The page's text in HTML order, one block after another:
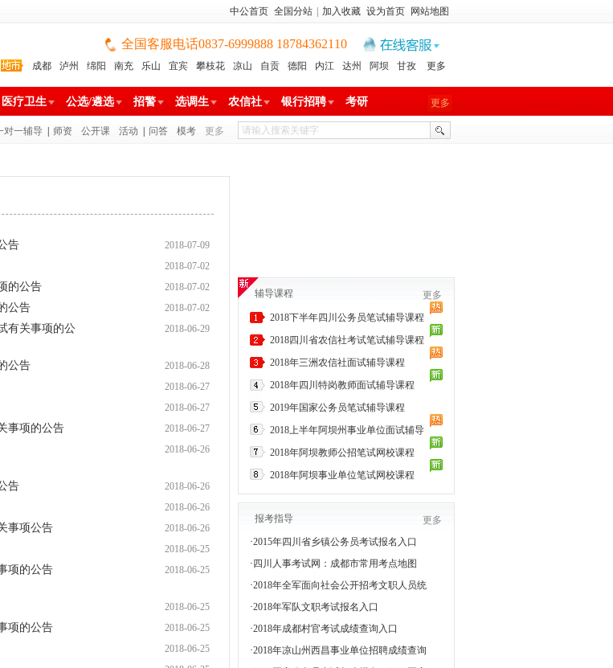
中公首页 全国分站 加入收藏 设为首页 网站地图
全国客服电话0837-6999888 18784362110
成都 泸州 绵阳 南充 乐山 宜宾 攀枝花 凉山 自贡 德阳 内江 达州 阿坝 甘孜
更多
医疗卫生 公选/遴选 招警 选调生 农信社 银行招聘 更多
考研
对一辅导 师资 公开课 活动 问答 模考 更多
告 2018-07-09
2018-07-02
的公告 2018-07-02
公告 2018-07-02
有关事项的公 2018-06-29
公告 2018-06-28
2018-06-27
2018-06-27
事项的公告 2018-06-27
2018-06-26
告 2018-06-26
2018-06-26
事项公告 2018-06-26
2018-06-25
项的公告 2018-06-25
2018-06-25
项的公告 2018-06-25
2018-06-25
辅导课程
更多
2018下半年四川公务员笔试辅导课程
2018四川省农信社考试笔试辅导课程
2018年三洲农信社面试辅导课程
2018年四川特岗教师面试辅导课程
2019年国家公务员笔试辅导课程
2018上半年阿坝州事业单位面试辅导
2018年阿坝教师公招笔试网校课程
2018年阿坝事业单位笔试网校课程
报考指导
更多
·2015年四川省乡镇公务员考试报名入口
· 四川人事考试网：成都市常用考点地图
·2018年全军面向社会公开招考文职人员统
·2018年军队文职考试报名入口
·2018年成都村官考试成绩查询入口
·2018年凉山州西昌事业单位招聘成绩查询